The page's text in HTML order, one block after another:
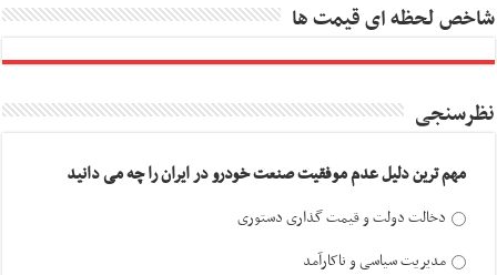
شاخص لحظه ای قیمت ها
نظرسنجی
مهم ترین دلیل عدم موفقیت صنعت خودرو در ایران را چه می دانید
دخالت دولت و قیمت گذاری دستوری
مدیریت سیاسی و ناکارآمد